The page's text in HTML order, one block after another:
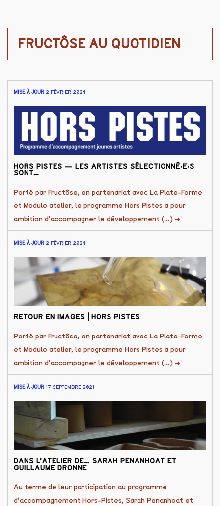
FRUCTÔSE AU QUOTIDIEN
MISE À JOUR 2 FÉVRIER 2024
HORS PISTES — LES ARTISTES SÉLECTIONNÉ·E·S
SONT…
Porté par Fructôse, en partenariat avec La Plate-Forme
et Modulo atelier, le programme Hors Pistes a pour
ambition d’accompagner le développement (...) →
MISE À JOUR 2 FÉVRIER 2024
RETOUR EN IMAGES ⎜HORS PISTES
Porté par Fructôse, en partenariat avec La Plate-Forme
et Modulo atelier, le programme Hors Pistes a pour
ambition d’accompagner le développement (...) →
MISE À JOUR 17 SEPTEMBRE 2021
DANS L’ATELIER DE… SARAH PENANHOAT ET
GUILLAUME DRONNE
Au terme de leur participation au programme
d’accompagnement Hors-Pistes, Sarah Penanhoat et